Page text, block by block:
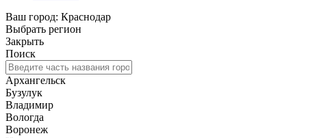
Ваш город: Краснодар
Выбрать регион
Закрыть
Поиск
Архангельск
Бузулук
Владимир
Вологда
Воронеж